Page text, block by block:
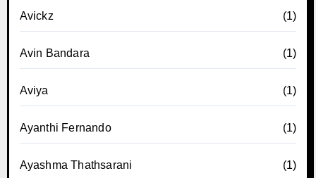
Avickz (1)
Avin Bandara (1)
Aviya (1)
Ayanthi Fernando (1)
Ayashma Thathsarani (1)